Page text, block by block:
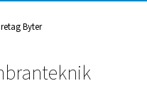
lägre kostnader